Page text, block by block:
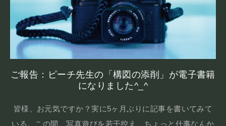
ご報告：ピーチ先生の「構図の添削」が電子書籍
になりました^_^
皆様、お元気ですか？実に5ヶ月ぶりに記事を書いてみて
いる。この間、写真遊びを若干控え、ちょっと仕事なんか